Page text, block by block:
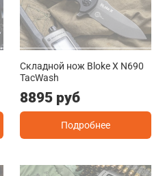
Складной нож Bloke X N690
TacWash
8895 руб
Подробнее